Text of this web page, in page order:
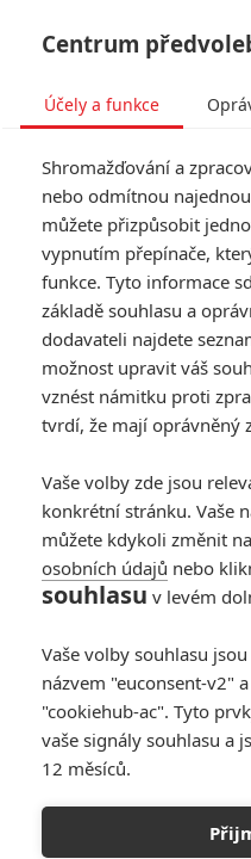
Tag: A
Flight 3054
ČLÁNKY FILMY(0) OSOBY(0)
RECENZE FILMŮ
10
5
Centrum
Účely a funkce
Shromažďování a
nebo odmítnou
můžete přizpůsobit
vypnutím přepínače,
funkce. Tyto informace
základě souhlasu a
dodavateli najdete
možnost upravit váš
vznést námitku proti
tvrdí, že mají oprávněný
Vaše volby zde jsou
konkrétní stránku. Vaše
můžete kdykoli změnit
osobních údajů nebo
souhlasu v levém
Vaše volby souhlasu
názvem "euconsent-v2"
"cookiehub-ac". Tyto
vaše signály souhlasu a
12 měsíců.